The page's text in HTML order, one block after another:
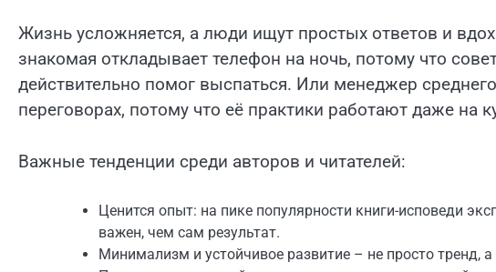
Жизнь усложняется, а люди ищут простых ответов и
знакомая откладывает телефон на ночь, потому что
действительно помог выспаться. Или менеджер среднего
переговорах, потому что её практики работают даже на
Важные тенденции среди авторов и читателей:
Ценится опыт: на пике популярности книги-исповеди
важен, чем сам результат.
Минимализм и устойчивое развитие – не просто тренд,